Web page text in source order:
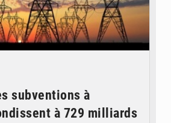
subventions à
à 729 milliards